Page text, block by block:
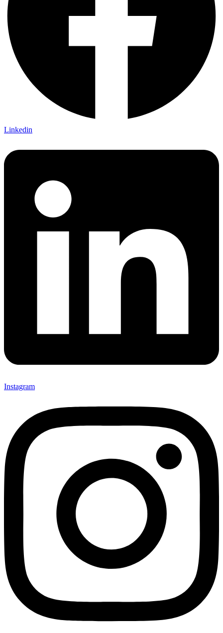
Linkedin
Instagram